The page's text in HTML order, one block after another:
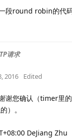
段round robin的代
请求
2016 Edited
谢您确认（timer里
）。
DeJiang Zhu